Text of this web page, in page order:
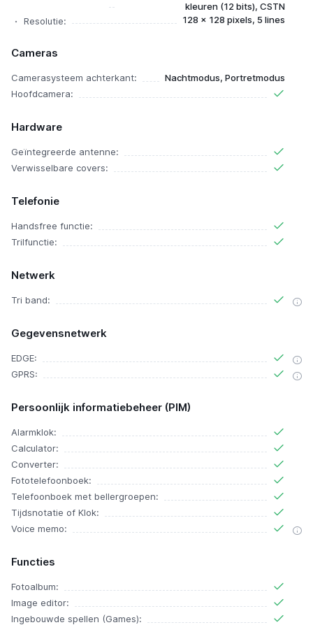
kleuren (12 bits), CSTN
Resolutie:
128 x 128 pixels, 5 lines
Cameras
Camerasysteem achterkant:
Nachtmodus, Portretmodus
Hoofdcamera:
Hardware
Geïntegreerde antenne:
Verwisselbare covers:
Telefonie
Handsfree functie:
Trilfunctie:
Netwerk
Tri band:
Gegevensnetwerk
EDGE:
GPRS:
Persoonlijk informatiebeheer (PIM)
Alarmklok:
Calculator:
Converter:
Fototelefoonboek:
Telefoonboek met bellergroepen:
Tijdsnotatie of Klok:
Voice memo:
Functies
Fotoalbum:
Image editor:
Ingebouwde spellen (Games):